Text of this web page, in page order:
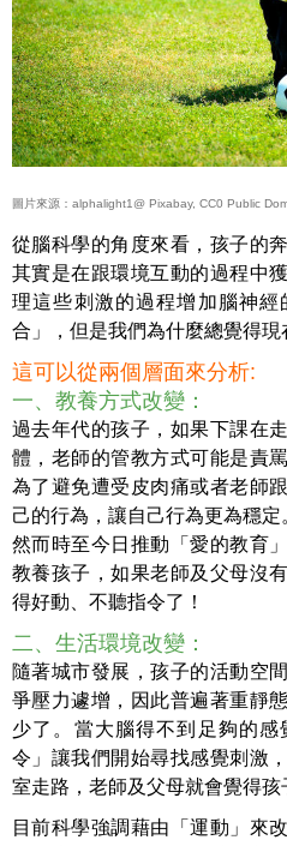
圖片來源：alphalight1@ Pixabay, CC0 Public
從腦科學的角度來看，孩子的
其實是在跟環境互動的過程中
理這些刺激的過程增加腦神
合」，但是我們為什麼總覺得現
這可以從兩個層面來分析:
一、教養方式改變：
過去年代的孩子，如果下課在
體，老師的管教方式可能是責
為了避免遭受皮肉痛或者老師
己的行為，讓自己行為更為穩定
然而時至今日推動「愛的教育
教養孩子，如果老師及父母沒
得好動、不聽指令了！
二、生活環境改變：
隨著城市發展，孩子的活動空
爭壓力遽增，因此普遍著重靜
少了。當大腦得不到足夠的
令」讓我們開始尋找感覺刺激
室走路，老師及父母就會覺得孩
目前科學強調藉由「運動」來